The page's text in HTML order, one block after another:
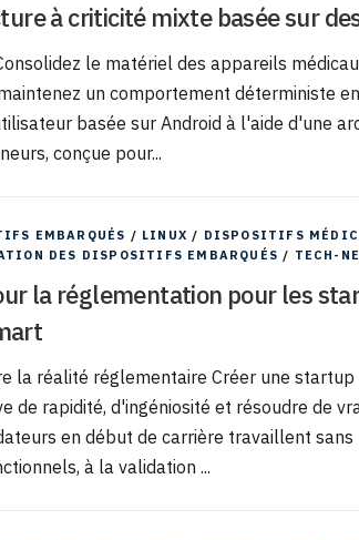
à criticité mixte basée sur
le matériel des appareils
un comportement déterministe
basée sur Android à l'aide d'une
conçue pour...
EMBARQUÉS / LINUX / DISPOSITIFS
DES DISPOSITIFS EMBARQUÉS / TECH-
la réglementation pour les
la réalité réglementaire Créer une startup
de rapidité, d'ingéniosité et résoudre de
en début de carrière travaillent
à la validation ...